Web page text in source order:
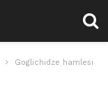
Goglichidze hamlesi